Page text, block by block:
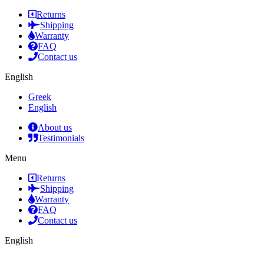
Returns
Shipping
Warranty
FAQ
Contact us
English
Greek
English
About us
Testimonials
Menu
Returns
Shipping
Warranty
FAQ
Contact us
English